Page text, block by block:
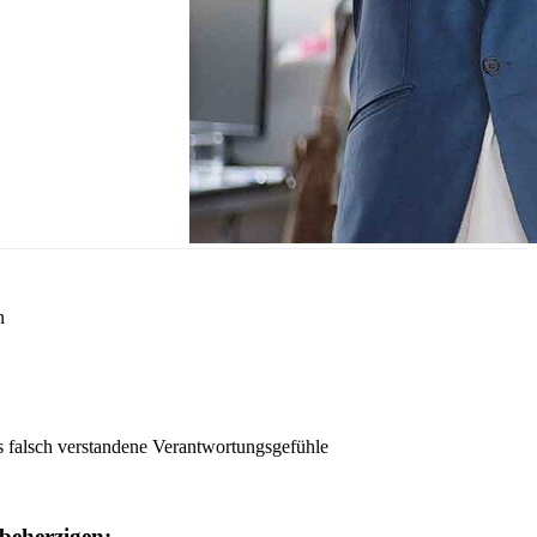
verstandene Verantwortungsgefühle